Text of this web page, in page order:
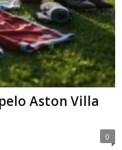
Aston Villa
0